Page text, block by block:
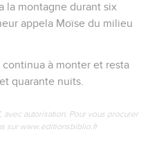
la montagne durant six
appela Moïse du milieu
à monter et resta
quarante nuits.
avec autorisation. Pour vous procurer
sur www.editionsbiblio.fr